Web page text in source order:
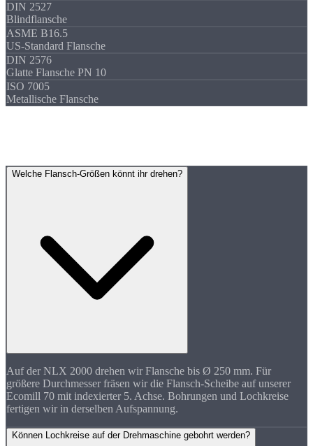
DIN 2527
Blindflansche
ASME B16.5
US-Standard Flansche
DIN 2576
Glatte Flansche PN 10
ISO 7005
Metallische Flansche
Welche Flansch-Größen könnt ihr drehen?
Auf der NLX 2000 drehen wir Flansche bis Ø 250 mm. Für
größere Durchmesser fräsen wir die Flansch-Scheibe auf unserer
Ecomill 70 mit indexierter 5. Achse. Bohrungen und Lochkreise
fertigen wir in derselben Aufspannung.
Können Lochkreise auf der Drehmaschine gebohrt werden?